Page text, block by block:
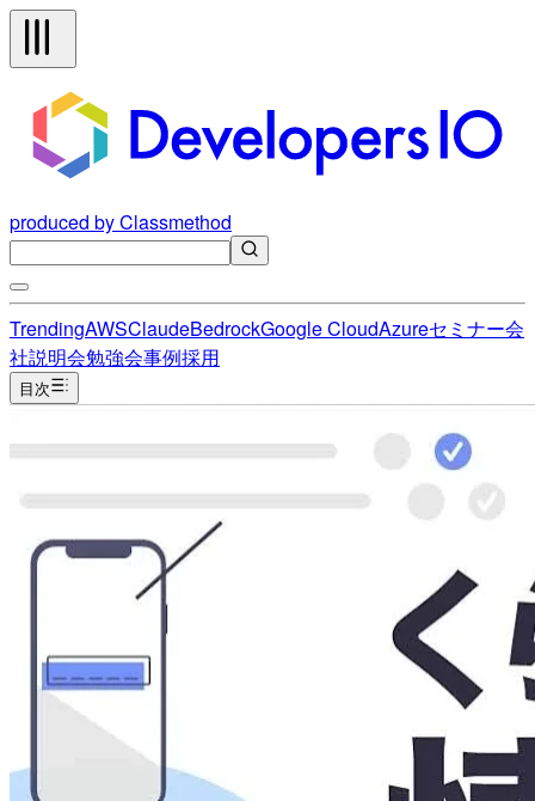
produced by Classmethod
TrendingAWSClaudeBedrockGoogle CloudAzureセミナー会
社説明会勉強会事例採用
目次